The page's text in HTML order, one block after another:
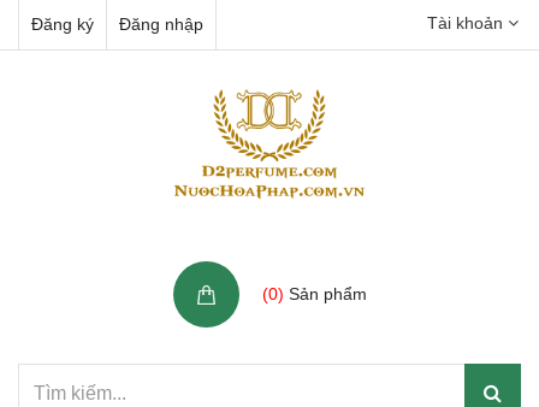
Đăng ký Đăng nhập Tài khoản
(0) Sản phẩm